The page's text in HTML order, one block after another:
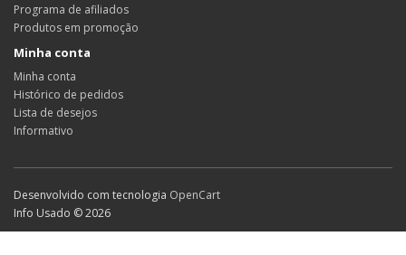
Programa de afiliados
Produtos em promoção
Minha conta
Minha conta
Histórico de pedidos
Lista de desejos
Informativo
Desenvolvido com tecnologia OpenCart
Info Usado © 2026